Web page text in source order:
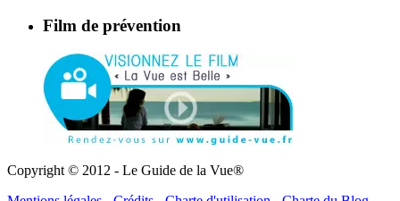
Film de prévention
Copyright © 2012 - Le Guide de la Vue®